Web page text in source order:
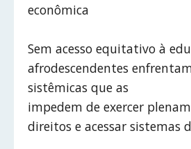
econômica
Sem acesso equitativo à
afrodescendentes
sistêmicas que as
impedem de exercer
direitos e acessar sistemas